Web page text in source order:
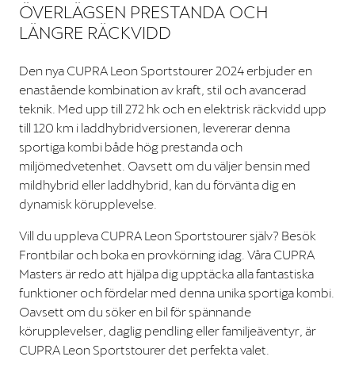
ÖVERLÄGSEN PRESTANDA OCH
LÄNGRE RÄCKVIDD
Den nya CUPRA Leon Sportstourer 2024 erbjuder en
enastående kombination av kraft, stil och avancerad
teknik. Med upp till 272 hk och en elektrisk räckvidd upp
till 120 km i laddhybridversionen, levererar denna
sportiga kombi både hög prestanda och
miljömedvetenhet. Oavsett om du väljer bensin med
mildhybrid eller laddhybrid, kan du förvänta dig en
dynamisk körupplevelse.
Vill du uppleva CUPRA Leon Sportstourer själv? Besök
Frontbilar och boka en provkörning idag. Våra CUPRA
Masters är redo att hjälpa dig upptäcka alla fantastiska
funktioner och fördelar med denna unika sportiga kombi.
Oavsett om du söker en bil för spännande
körupplevelser, daglig pendling eller familjeäventyr, är
CUPRA Leon Sportstourer det perfekta valet.